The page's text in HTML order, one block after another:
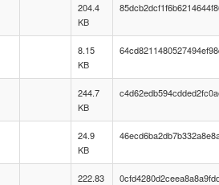
204.4
KB
8.15
KB
244.7
KB
24.9
KB
222.83